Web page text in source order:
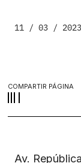
11 / 03 / 2023
COMPARTIR PÁGINA
Av.